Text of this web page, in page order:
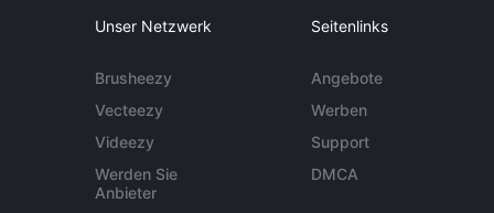
Unser Netzwerk
Brusheezy
Vecteezy
Videezy
Werden Sie
Anbieter
Seitenlinks
Angebote
Werben
Support
DMCA